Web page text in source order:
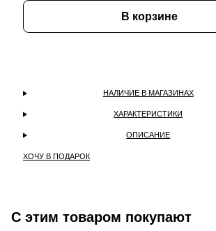
В корзине
НАЛИЧИЕ В МАГАЗИНАХ
ХАРАКТЕРИСТИКИ
ОПИСАНИЕ
ХОЧУ В ПОДАРОК
С этим товаром покупают